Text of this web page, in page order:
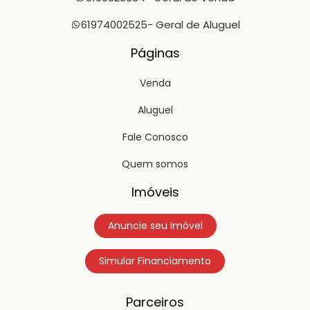
de 36 meses • Fiador • Contrato com intermediação
imobiliária • IPTU parcelado • Proprietário analisa
buscam um ponto comercial de destaque em Águas
Claras, com excelente visibilidade, infraestrutura pronta e
localização estratégica. Agende sua visita.
61974002525- Geral de Aluguel
Páginas
Venda
Aluguel
Fale Conosco
Quem somos
Imóveis
Anuncie seu Imóvel
Simular Financiamento
Parceiros